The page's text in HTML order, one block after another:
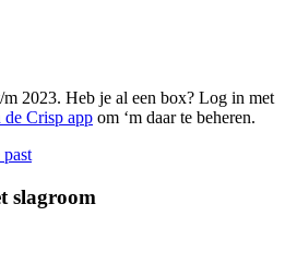
2023. Heb je al een box? Log in met
de Crisp app om ‘m daar te beheren.
slagroom